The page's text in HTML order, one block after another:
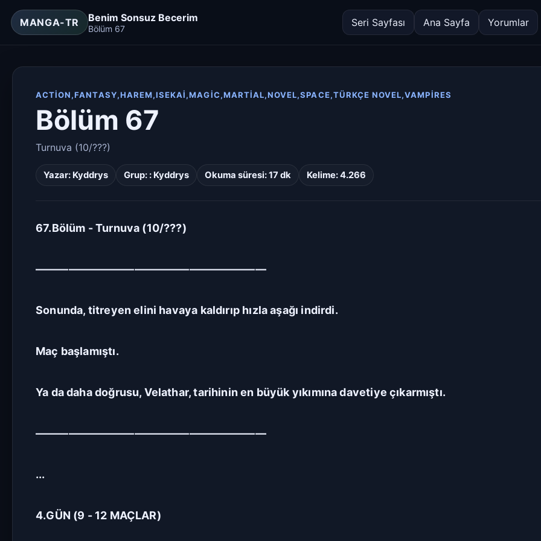
MANGA-TR Benim Sonsuz Becerim
Bölüm 67 Seri Sayfası Ana Sayfa Yorumlar
ACTION,FANTASY,HAREM,ISEKAI,MAGIC,MARTIAL,NOVEL,SPACE,TÜRKÇE NOVEL,VAMPIRES
Bölüm 67
Turnuva (10/???)
Yazar: Kyddrys Grup: : Kyddrys Okuma süresi: 17 dk Kelime: 4.266
67.Bölüm - Turnuva (10/???)
—————————————————————
Sonunda, titreyen elini havaya kaldırıp hızla aşağı indirdi.
Maç başlamıştı.
Ya da daha doğrusu, Velathar, tarihinin en büyük yıkımına davetiye çıkarmıştı.
—————————————————————
...
4.GÜN (9 - 12 MAÇLAR)